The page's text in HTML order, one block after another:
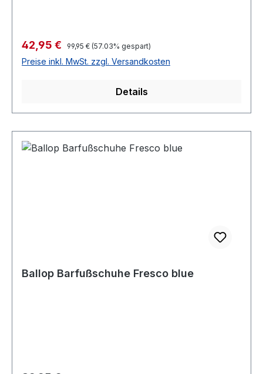
Verkaufspreis:
42,95 € Regulärer Preis:
99,95 € (57.03% gespart)
Preise inkl. MwSt. zzgl. Versandkosten
Details
Ballop Barfußschuhe Fresco blue